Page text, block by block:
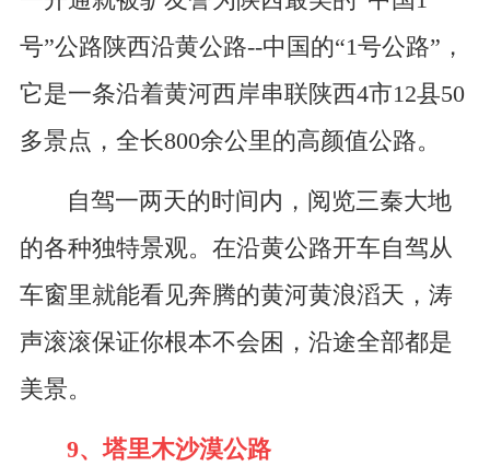
号”公路陕西沿黄公路--中国的“1号公路”，
它是一条沿着黄河西岸串联陕西4市12县50
多景点，全长800余公里的高颜值公路。
自驾一两天的时间内，阅览三秦大地
的各种独特景观。在沿黄公路开车自驾从
车窗里就能看见奔腾的黄河黄浪滔天，涛
声滚滚保证你根本不会困，沿途全部都是
美景。
9、塔里木沙漠公路